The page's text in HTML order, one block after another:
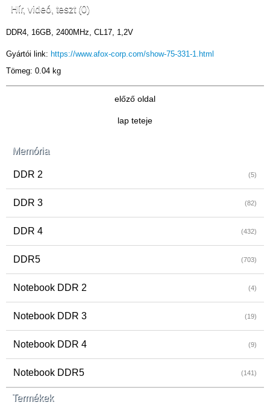
Memória
DDR 2 (5)
DDR 3 (82)
DDR 4 (432)
DDR5 (703)
Notebook DDR 2 (4)
Notebook DDR 3 (19)
Notebook DDR 4 (9)
Notebook DDR5 (141)
Termékek
Hír, videó, teszt (0)
DDR4, 16GB, 2400MHz, CL17, 1,2V
Gyártói link: https://www.afox-corp.com/show-75-331-1.html
Tömeg: 0.04 kg
előző oldal
lap teteje